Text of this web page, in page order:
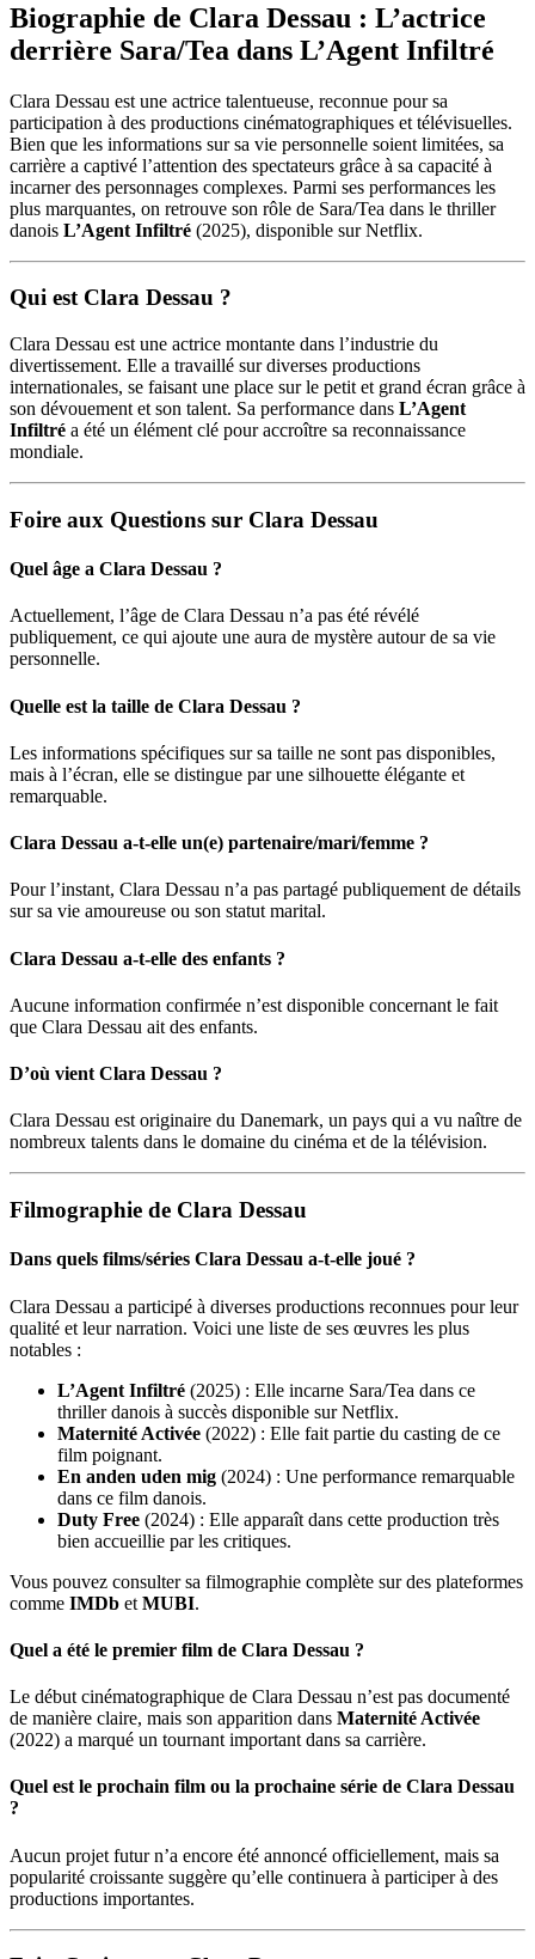
Biographie de Clara Dessau : L’actrice
derrière Sara/Tea dans L’Agent Infiltré
Clara Dessau est une actrice talentueuse, reconnue pour sa
participation à des productions cinématographiques et télévisuelles.
Bien que les informations sur sa vie personnelle soient limitées, sa
carrière a captivé l’attention des spectateurs grâce à sa capacité à
incarner des personnages complexes. Parmi ses performances les
plus marquantes, on retrouve son rôle de Sara/Tea dans le thriller
danois L’Agent Infiltré (2025), disponible sur Netflix.
Qui est Clara Dessau ?
Clara Dessau est une actrice montante dans l’industrie du
divertissement. Elle a travaillé sur diverses productions
internationales, se faisant une place sur le petit et grand écran grâce à
son dévouement et son talent. Sa performance dans L’Agent
Infiltré a été un élément clé pour accroître sa reconnaissance
mondiale.
Foire aux Questions sur Clara Dessau
Quel âge a Clara Dessau ?
Actuellement, l’âge de Clara Dessau n’a pas été révélé
publiquement, ce qui ajoute une aura de mystère autour de sa vie
personnelle.
Quelle est la taille de Clara Dessau ?
Les informations spécifiques sur sa taille ne sont pas disponibles,
mais à l’écran, elle se distingue par une silhouette élégante et
remarquable.
Clara Dessau a-t-elle un(e) partenaire/mari/femme ?
Pour l’instant, Clara Dessau n’a pas partagé publiquement de détails
sur sa vie amoureuse ou son statut marital.
Clara Dessau a-t-elle des enfants ?
Aucune information confirmée n’est disponible concernant le fait
que Clara Dessau ait des enfants.
D’où vient Clara Dessau ?
Clara Dessau est originaire du Danemark, un pays qui a vu naître de
nombreux talents dans le domaine du cinéma et de la télévision.
Filmographie de Clara Dessau
Dans quels films/séries Clara Dessau a-t-elle joué ?
Clara Dessau a participé à diverses productions reconnues pour leur
qualité et leur narration. Voici une liste de ses œuvres les plus
notables :
L’Agent Infiltré (2025) : Elle incarne Sara/Tea dans ce
thriller danois à succès disponible sur Netflix.
Maternité Activée (2022) : Elle fait partie du casting de ce
film poignant.
En anden uden mig (2024) : Une performance remarquable
dans ce film danois.
Duty Free (2024) : Elle apparaît dans cette production très
bien accueillie par les critiques.
Vous pouvez consulter sa filmographie complète sur des plateformes
comme IMDb et MUBI.
Quel a été le premier film de Clara Dessau ?
Le début cinématographique de Clara Dessau n’est pas documenté
de manière claire, mais son apparition dans Maternité Activée
(2022) a marqué un tournant important dans sa carrière.
Quel est le prochain film ou la prochaine série de Clara Dessau
?
Aucun projet futur n’a encore été annoncé officiellement, mais sa
popularité croissante suggère qu’elle continuera à participer à des
productions importantes.